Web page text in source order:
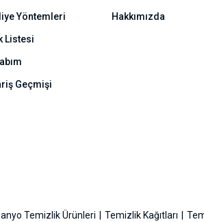
Yöntemleri
Listesi
Geçmişi
Hakkımızda
Temizlik Ürünleri Temizlik Kağıtları